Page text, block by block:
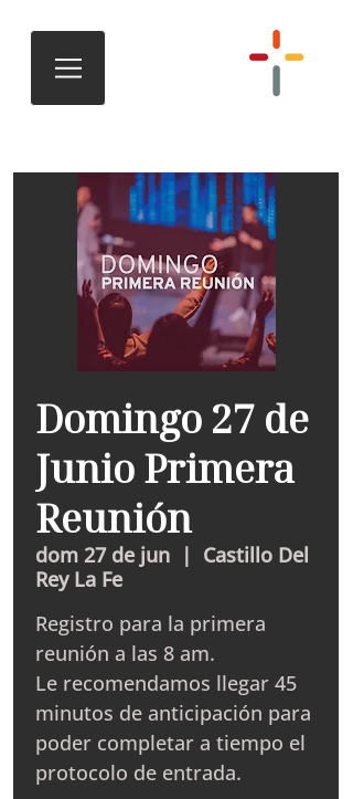
Domingo 27 de
Junio Primera
Reunión
dom 27 de jun
  |
Castillo Del
Rey La Fe
Registro para la primera
reunión a las 8 am.
Le recomendamos llegar 45
minutos de anticipación para
poder completar a tiempo el
protocolo de entrada.